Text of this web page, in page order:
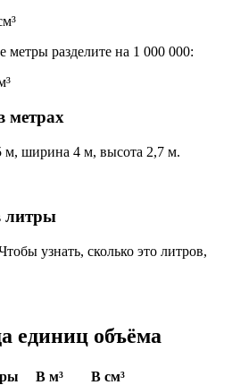
метры разделите на 1 000 000:
метрах
м, ширина 4 м, высота 2,7 м.
литры
узнать, сколько это литров,
единиц объёма
В м³
В см³